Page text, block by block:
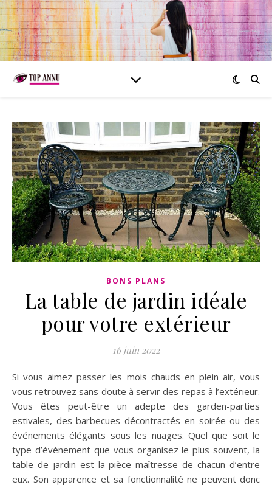
BONS PLANS
La table de jardin idéale
pour votre extérieur
16 juin 2022
Si vous aimez passer les mois chauds en plein air, vous
vous retrouvez sans doute à servir des repas à l’extérieur.
Vous êtes peut-être un adepte des garden-parties
estivales, des barbecues décontractés en soirée ou des
événements élégants sous les nuages. Quel que soit le
type d’événement que vous organisez le plus souvent, la
table de jardin est la pièce maîtresse de chacun d’entre
eux. Son apparence et sa fonctionnalité ne peuvent donc